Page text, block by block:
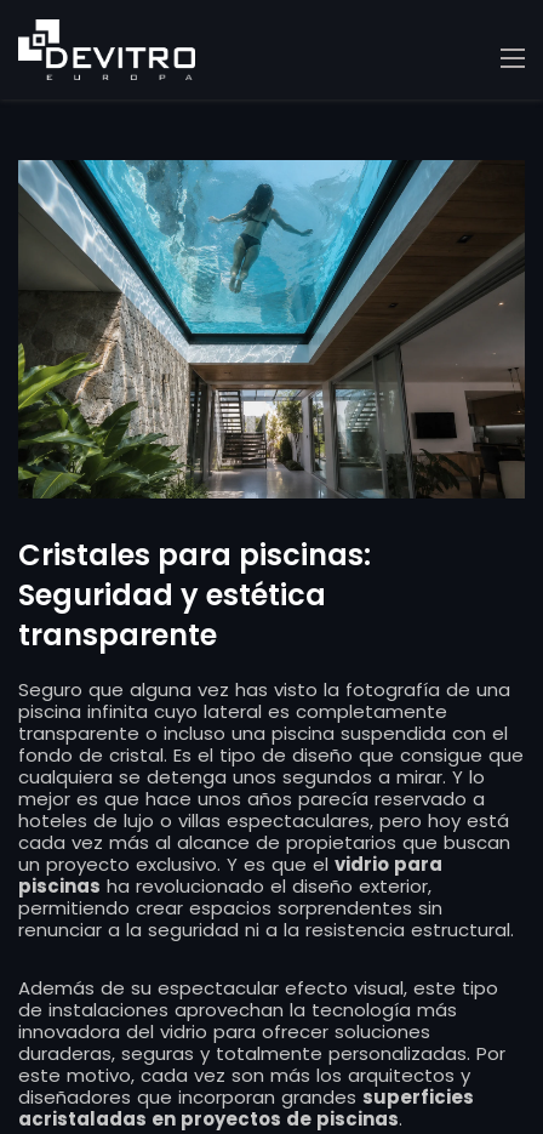
Cristales para piscinas:
Seguridad y estética
transparente
Seguro que alguna vez has visto la fotografía de una
piscina infinita cuyo lateral es completamente
transparente o incluso una piscina suspendida con el
fondo de cristal. Es el tipo de diseño que consigue que
cualquiera se detenga unos segundos a mirar. Y lo
mejor es que hace unos años parecía reservado a
hoteles de lujo o villas espectaculares, pero hoy está
cada vez más al alcance de propietarios que buscan
un proyecto exclusivo. Y es que el vidrio para
piscinas ha revolucionado el diseño exterior,
permitiendo crear espacios sorprendentes sin
renunciar a la seguridad ni a la resistencia estructural.
Además de su espectacular efecto visual, este tipo
de instalaciones aprovechan la tecnología más
innovadora del vidrio para ofrecer soluciones
duraderas, seguras y totalmente personalizadas. Por
este motivo, cada vez son más los arquitectos y
diseñadores que incorporan grandes superficies
acristaladas en proyectos de piscinas.